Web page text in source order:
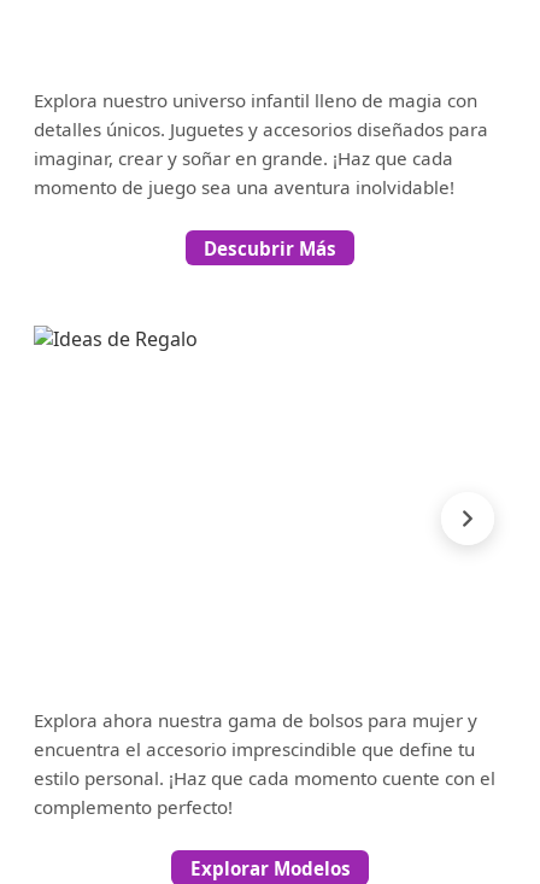
Explora nuestro universo infantil lleno de magia con
detalles únicos. Juguetes y accesorios diseñados para
imaginar, crear y soñar en grande. ¡Haz que cada
momento de juego sea una aventura inolvidable!
Descubrir Más
Explora ahora nuestra gama de bolsos para mujer y
encuentra el accesorio imprescindible que define tu
estilo personal. ¡Haz que cada momento cuente con el
complemento perfecto!
Explorar Modelos